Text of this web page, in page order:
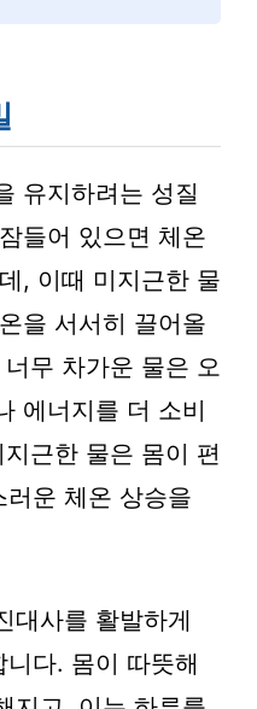
유지하려는 성질
들어 있으면 체온
, 이때 미지근한 물
을 서서히 끌어올
무 차가운 물은 오
에너지를 더 소비
근한 물은 몸이 편
운 체온 상승을
대사를 활발하게
다. 몸이 따뜻해